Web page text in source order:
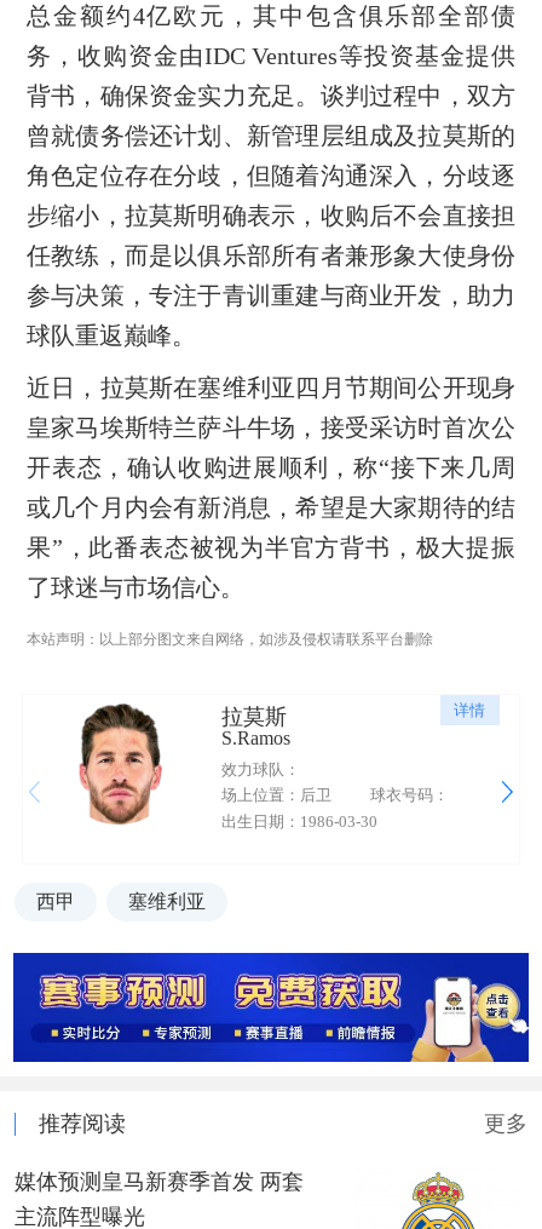
总金额约4亿欧元，其中包含俱乐部全部债
务，收购资金由IDC Ventures等投资基金提供
背书，确保资金实力充足。谈判过程中，双方
曾就债务偿还计划、新管理层组成及拉莫斯的
角色定位存在分歧，但随着沟通深入，分歧逐
步缩小，拉莫斯明确表示，收购后不会直接担
任教练，而是以俱乐部所有者兼形象大使身份
参与决策，专注于青训重建与商业开发，助力
球队重返巅峰。
近日，拉莫斯在塞维利亚四月节期间公开现身
皇家马埃斯特兰萨斗牛场，接受采访时首次公
开表态，确认收购进展顺利，称“接下来几周
或几个月内会有新消息，希望是大家期待的结
果”，此番表态被视为半官方背书，极大提振
了球迷与市场信心。
本站声明：以上部分图文来自网络，如涉及侵权请联系平台删除
详情
拉莫斯
S.Ramos
效力球队：
场上位置：后卫
球衣号码：
出生日期：1986-03-30
西甲 塞维利亚
推荐阅读 更多
媒体预测皇马新赛季首发 两套
主流阵型曝光